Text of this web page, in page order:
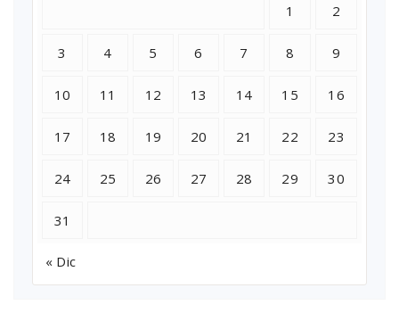
1 2
3 4 5 6 7 8 9
10 11 12 13 14 15 16
17 18 19 20 21 22 23
24 25 26 27 28 29 30
31
« Dic